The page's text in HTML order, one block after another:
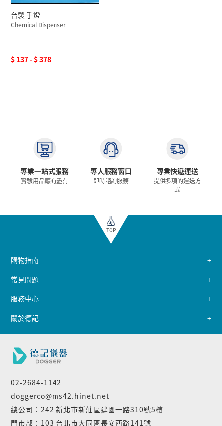
台製 手燈
Chemical Dispenser
$ 137 - $ 378
專業一站式服務
實驗用品應有盡有
專人服務窗口
即時諮詢服務
專業快遞運送
提供多項的運送方
式
TOP
02-2684-1142
doggerco@ms42.hinet.net
總公司：242 新北市新莊區建國一路310號5樓
門市部：103 台北市大同區長安西路141號
購物指南
常見問題
服務中心
關於德記